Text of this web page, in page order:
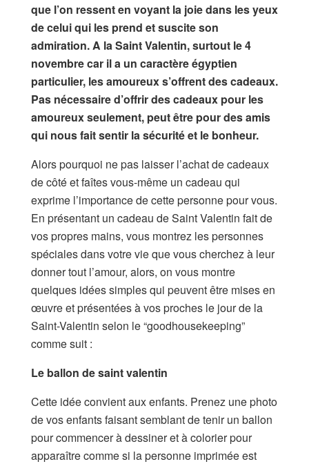
que l’on ressent en voyant la joie dans les yeux
de celui qui les prend et suscite son
admiration. A la Saint Valentin, surtout le 4
novembre car il a un caractère égyptien
particulier, les amoureux s’offrent des cadeaux.
Pas nécessaire d’offrir des cadeaux pour les
amoureux seulement, peut être pour des amis
qui nous fait sentir la sécurité et le bonheur.
Alors pourquoi ne pas laisser l’achat de cadeaux
de côté et faîtes vous-même un cadeau qui
exprime l’importance de cette personne pour vous.
En présentant un cadeau de Saint Valentin fait de
vos propres mains, vous montrez les personnes
spéciales dans votre vie que vous cherchez à leur
donner tout l’amour, alors, on vous montre
quelques idées simples qui peuvent être mises en
œuvre et présentées à vos proches le jour de la
Saint-Valentin selon le “goodhousekeeping”
comme suit :
Le ballon de saint valentin
Cette idée convient aux enfants. Prenez une photo
de vos enfants faisant semblant de tenir un ballon
pour commencer à dessiner et à colorier pour
apparaître comme si la personne imprimée est